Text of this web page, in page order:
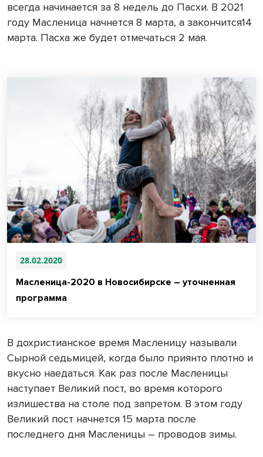
всегда начинается за 8 недель до Пасхи. В 2021
году Масленица начнется 8 марта, а закончится14
марта. Пасха же будет отмечаться 2 мая.
28.02.2020
Масленица-2020 в Новосибирске – уточненная
программа
В дохристианское время Масленицу называли
Сырной седьмицей, когда было приянто плотно и
вкусно наедаться. Как раз после Масленицы
наступает Великий пост, во время которого
излишества на столе под запретом. В этом году
Великий пост начнется 15 марта после
последнего дня Масленицы – проводов зимы.